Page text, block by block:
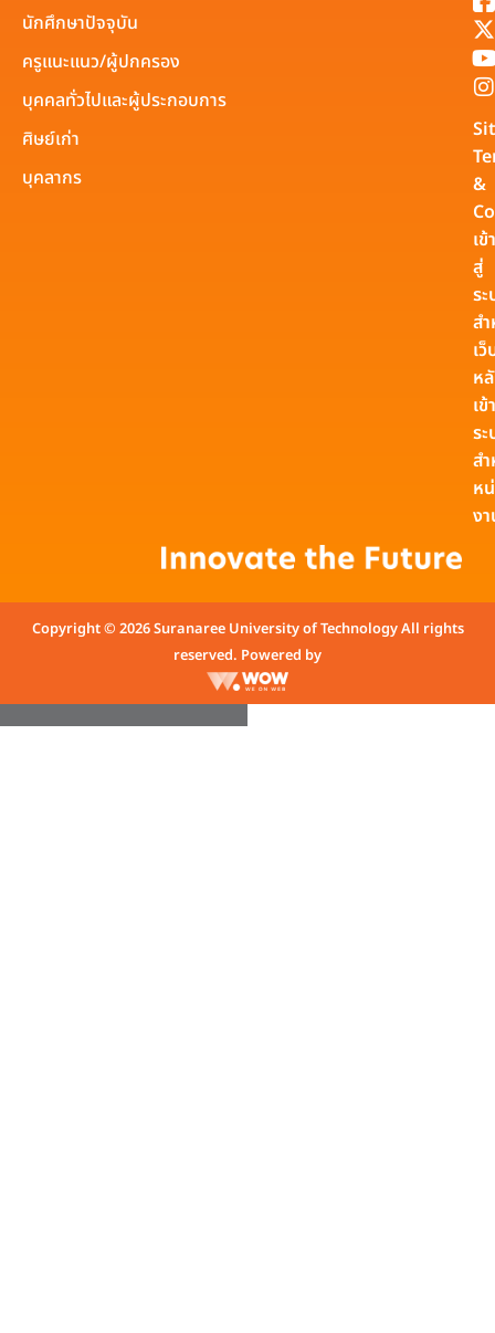
นักศึกษาปัจจุบัน
ครูแนะแนว/ผู้ปกครอง
บุคคลทั่วไปและผู้ประกอบการ
ศิษย์เก่า
บุคลากร
&
เข้า
สู่
ร
ส
เ
ห
เข้
ร
ส
ห
ง
Copyright © 2026 Suranaree University of Technology All rights
reserved. Powered by